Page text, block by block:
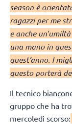
season è
ragazzi per me
e anche
una mano in
quest’anno. I
questo porterà
Il tecnico
gruppo che ha
mercoledì scorso: